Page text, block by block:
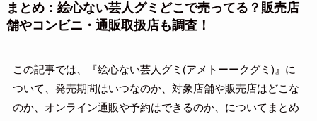
まとめ：絵心ない芸人グミどこで売ってる？販売店
舗やコンビニ・通販取扱店も調査！
この記事では、『絵心ない芸人グミ(アメトーークグミ)』に
ついて、発売期間はいつなのか、対象店舗や販売店はどこな
のか、オンライン通販や予約はできるのか、についてまとめ